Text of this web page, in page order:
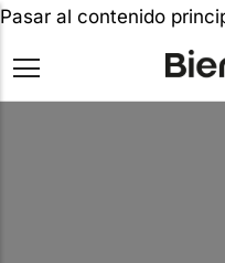
Pasar al contenido